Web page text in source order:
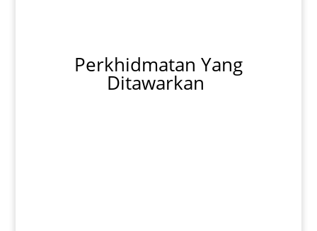
Perkhidmatan Yang
Ditawarkan